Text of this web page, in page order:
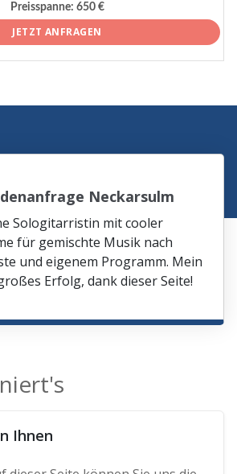
Preisspanne: 650 €
JETZT ANFRAGEN
Neckarsulm
Sologitarristin mit cooler
für gemischte Musik nach
und eigenem Programm. Mein
Erfolg, dank dieser Seite!
Ihnen